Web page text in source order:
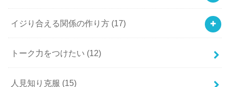
イジり合える関係の作り方 (17)
トーク力をつけたい (12)
人見知り克服 (15)